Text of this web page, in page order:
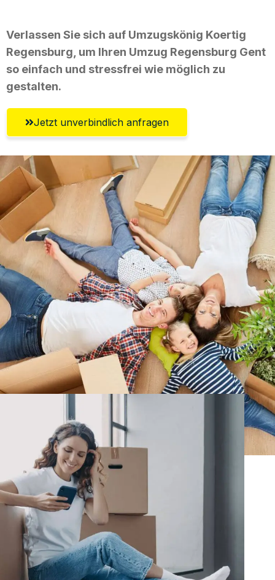
Verlassen Sie sich auf Umzugskönig Koertig
Regensburg, um Ihren Umzug Regensburg Gent
so einfach und stressfrei wie möglich zu
gestalten.
Jetzt unverbindlich anfragen